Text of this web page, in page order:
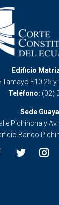
Edificio
Tamayo E10 25
Teléfono: (02)
Sede
Pichincha y
Banco